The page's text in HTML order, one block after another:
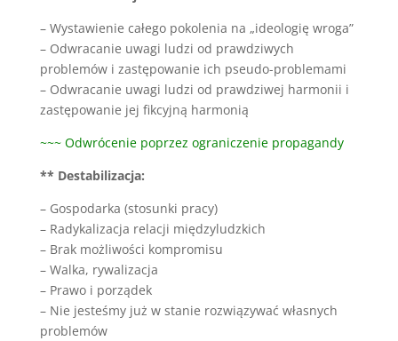
– Wystawienie całego pokolenia na „ideologię wroga”
– Odwracanie uwagi ludzi od prawdziwych
problemów i zastępowanie ich pseudo-problemami
– Odwracanie uwagi ludzi od prawdziwej harmonii i
zastępowanie jej fikcyjną harmonią
~~~ Odwrócenie poprzez ograniczenie propagandy
** Destabilizacja:
– Gospodarka (stosunki pracy)
– Radykalizacja relacji międzyludzkich
– Brak możliwości kompromisu
– Walka, rywalizacja
– Prawo i porządek
– Nie jesteśmy już w stanie rozwiązywać własnych
problemów